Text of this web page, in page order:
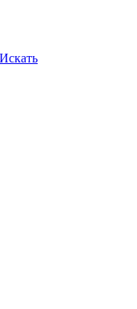
Искать